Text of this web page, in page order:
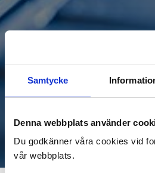
Samtycke
Denna webbplats använder
Du godkänner våra cookies vid
vår webbplats.